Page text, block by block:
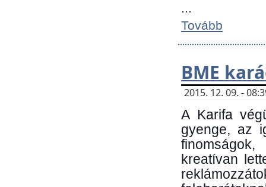
...
Tovább
BME
2015. 12. 09. -
A Karifa
gyenge, az
kreatívan